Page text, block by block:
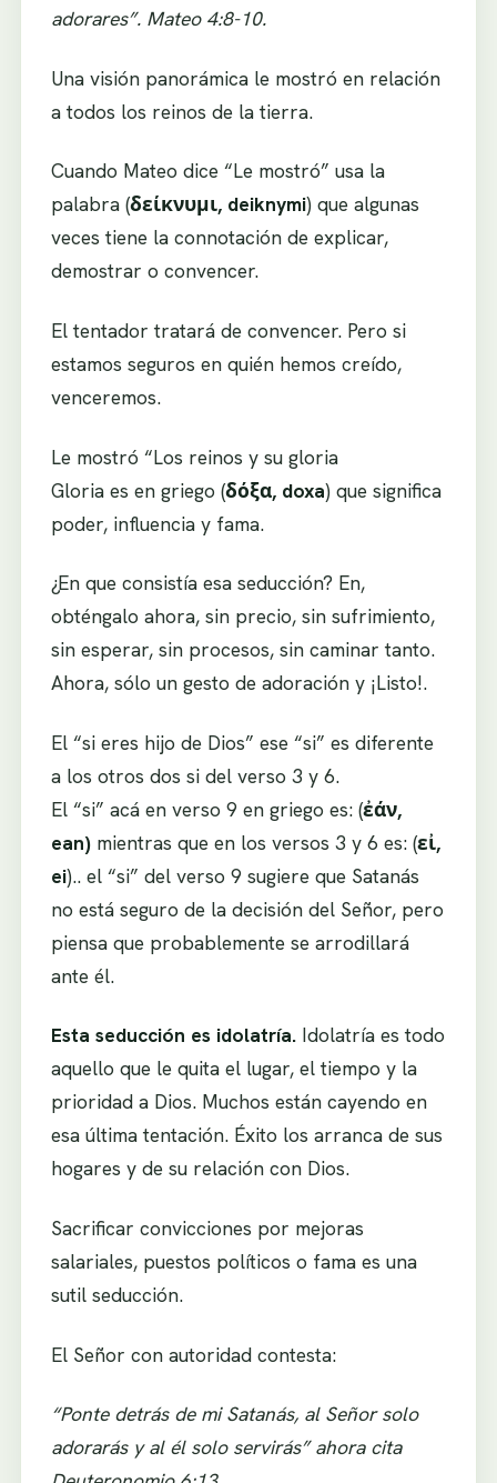
adorares”. Mateo 4:8-10.
Una visión panorámica le mostró en relación
a todos los reinos de la tierra.
Cuando Mateo dice “Le mostró” usa la
palabra (δείκνυμι, deiknymi) que algunas
veces tiene la connotación de explicar,
demostrar o convencer.
El tentador tratará de convencer. Pero si
estamos seguros en quién hemos creído,
venceremos.
Le mostró “Los reinos y su gloria
Gloria es en griego (δόξα, doxa) que significa
poder, influencia y fama.
¿En que consistía esa seducción? En,
obténgalo ahora, sin precio, sin sufrimiento,
sin esperar, sin procesos, sin caminar tanto.
Ahora, sólo un gesto de adoración y ¡Listo!.
El “si eres hijo de Dios” ese “si” es diferente
a los otros dos si del verso 3 y 6.
El “si” acá en verso 9 en griego es: (ἐάν,
ean)mientras que en los versos 3 y 6 es: (εἰ,
ei).. el “si” del verso 9 sugiere que Satanás
no está seguro de la decisión del Señor, pero
piensa que probablemente se arrodillará
ante él.
Esta seducción es idolatría.Idolatría es todo
aquello que le quita el lugar, el tiempo y la
prioridad a Dios. Muchos están cayendo en
esa última tentación. Éxito los arranca de sus
hogares y de su relación con Dios.
Sacrificar convicciones por mejoras
salariales, puestos políticos o fama es una
sutil seducción.
El Señor con autoridad contesta:
“Ponte detrás de mi Satanás, al Señor solo
adorarás y al él solo servirás” ahora cita